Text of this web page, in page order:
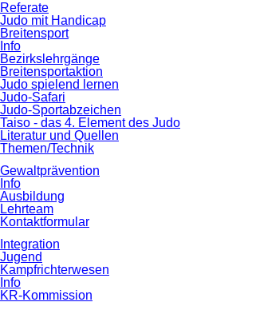
Referate
Judo mit Handicap
Breitensport
Info
Bezirkslehrgänge
Breitensportaktion
Judo spielend lernen
Judo-Safari
Judo-Sportabzeichen
Taiso - das 4. Element des Judo
Literatur und Quellen
Themen/Technik
Gewaltprävention
Info
Ausbildung
Lehrteam
Kontaktformular
Integration
Jugend
Kampfrichterwesen
Info
KR-Kommission